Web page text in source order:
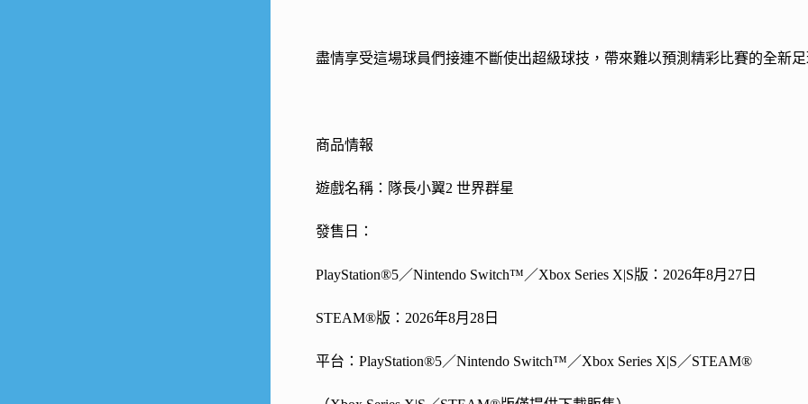
盡情享受這場球員們接連不斷使出超級球技，帶來難以預測精彩比賽的全新足
商品情報
遊戲名稱：隊長小翼2 世界群星
發售日：
PlayStation®5／Nintendo Switch™／Xbox Series X|S版：2026年8月27日
STEAM®版：2026年8月28日
平台：PlayStation®5／Nintendo Switch™／Xbox Series X|S／STEAM®